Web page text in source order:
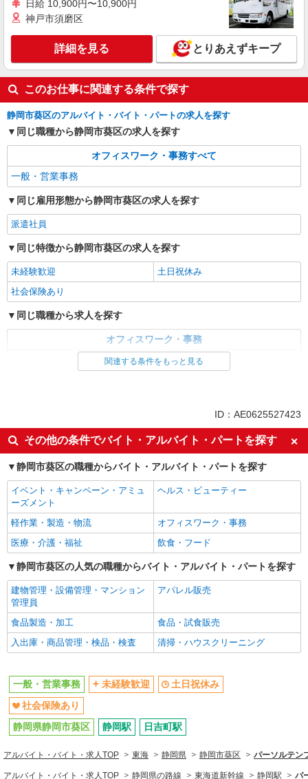
2名募集＜静岡駅前×旅行会社＞ジムのお仕事♪
時給1450円
静岡県静岡市葵区／最寄駅：静岡駅、新静岡
駅 ★静岡駅直結ビル！
キープ
日給 10,900円〜10,900円
神戸市須磨区
詳細を見る とりあえずキープ
このお仕事に関連する条件で探す
静岡市葵区のアルバイト・バイト・パートの求人を探す
同じ職種から静岡市葵区の求人を探す
オフィスワーク・事務すべて
一般・営業事務
同じ雇用形態から静岡市葵区の求人を探す
派遣社員
同じ特徴から静岡市葵区の求人を探す
未経験歓迎
土日祝休み
社会保険あり
同じ職種から求人を探す
オフィスワーク・事務
社会保険あり
関連する条件をもっと見る
ID：AE0625527423
その他の条件でバイト・アルバイト・パートを探す
静岡市葵区の職種からバイト・アルバイト・パートを探す
イベント・キャンペーン・アミュ
ーズメント
ヘルス・ビューティー
軽作業・製造・物流
オフィスワーク・事務
医療・介護・福祉
飲食・フード
静岡市葵区の人気の職種からバイト・アルバイト・パートを探す
建物管理・設備管理・マンション
管理員
アパレル販売
食品製造・加工
食品・試食販売
入出庫・商品管理・検品・検査
清掃・ハウスクリーニング
一般・営業事務 未経験歓迎
土日祝休み
社会保険あり
静岡県静岡市葵区
静岡駅 日吉町駅
アルバイト・バイト・求人TOP 東海 静岡県 静岡市葵区 パーソルテン
アルバイト・バイト・求人TOP 静岡県の路線 東海道新幹線 静岡駅 パ